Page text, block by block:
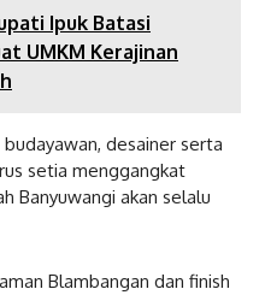
Ipuk Batasi
UMKM Kerajinan
desainer serta
setia menggangkat
Banyuwangi akan selalu
Blambangan dan finish